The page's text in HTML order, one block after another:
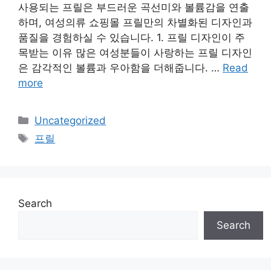
사용되는 프릴은 부드러운 곡선미와 볼륨감을 연출
하며, 여성의류 쇼핑몰 프릴만의 차별화된 디자인과
품질을 경험하실 수 있습니다. 1. 프릴 디자인이 주
목받는 이유 많은 여성분들이 사랑하는 프릴 디자인
은 감각적인 볼륨과 우아함을 더해줍니다. … Read
more
Categories
Uncategorized
Tags
프릴
Search
Search